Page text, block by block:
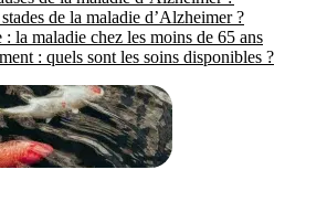
de la maladie d’Alzheimer ?
la maladie chez les moins de 65 ans
: quels sont les soins disponibles ?